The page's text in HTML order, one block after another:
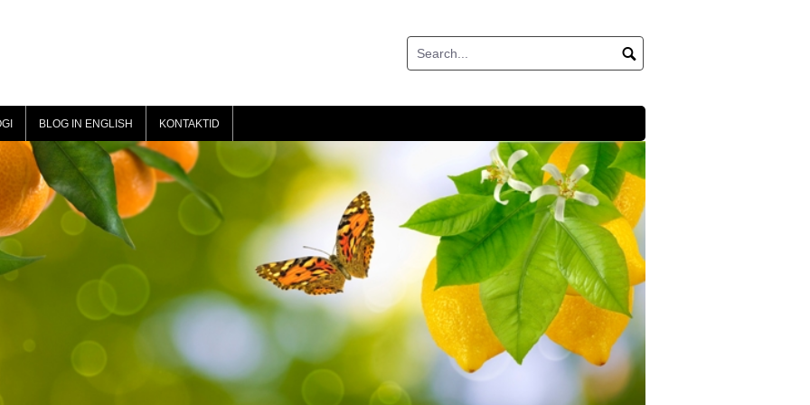
BLOG IN ENGLISH KONTAKTID